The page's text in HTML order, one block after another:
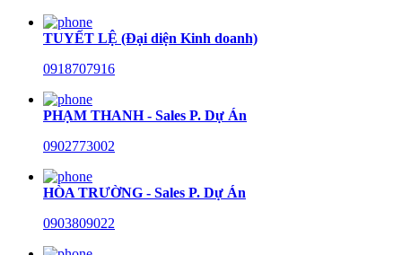
TUYẾT LỆ (Đại diện Kinh doanh)
0918707916
PHẠM THANH - Sales P. Dự Án
0902773002
HÒA TRƯỜNG - Sales P. Dự Án
0903809022